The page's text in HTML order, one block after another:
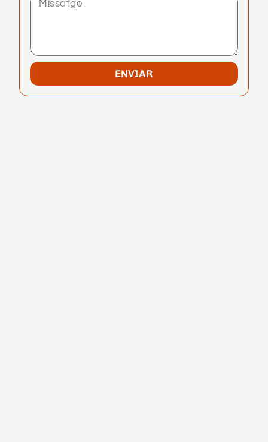
ENVIAR